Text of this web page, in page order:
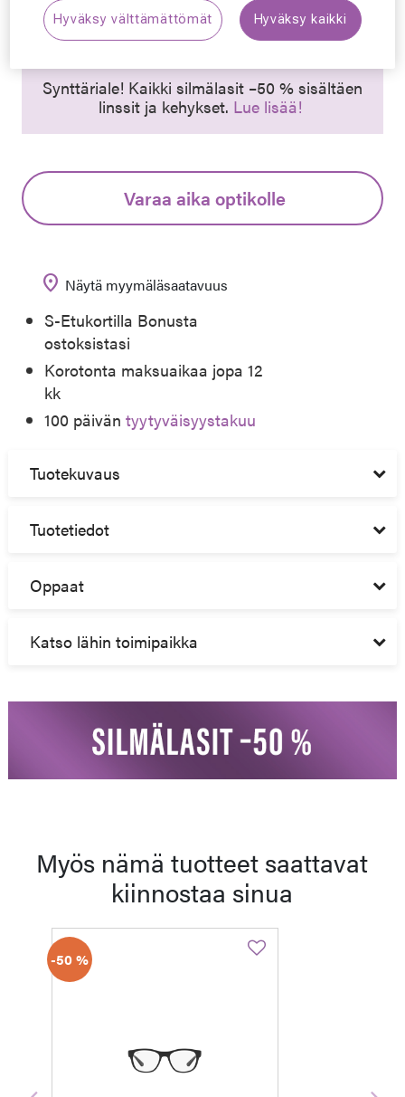
Alin hinta 30 päivän aikana ennen alennusta: 179,00 €
(+100 %)
Synttäriale! Kaikki silmälasit –50 % sisältäen
linssit ja kehykset. Lue lisää!
Varaa aika optikolle
location_on Näytä myymäläsaatavuus
S-Etukortilla Bonusta
ostoksistasi
Korotonta maksuaikaa jopa 12
kk
100 päiväntyytyväisyystakuu
Tuotekuvaus
Tuotetiedot
Oppaat
Katso lähin toimipaikka
Myös nämä tuotteet saattavat
kiinnostaa sinua
-50 %
Hyväksy välttämättömät Hyväksy kaikki